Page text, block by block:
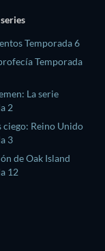
Temporada 6
Temporada
La serie
2
ciego: Reino Unido
3
de Oak Island
12